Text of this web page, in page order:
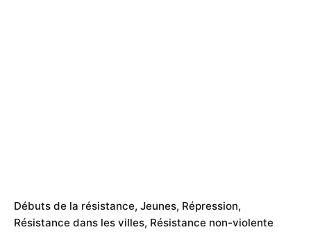
Débuts de la résistance Jeunes Répression
Résistance dans les villes Résistance non-violente